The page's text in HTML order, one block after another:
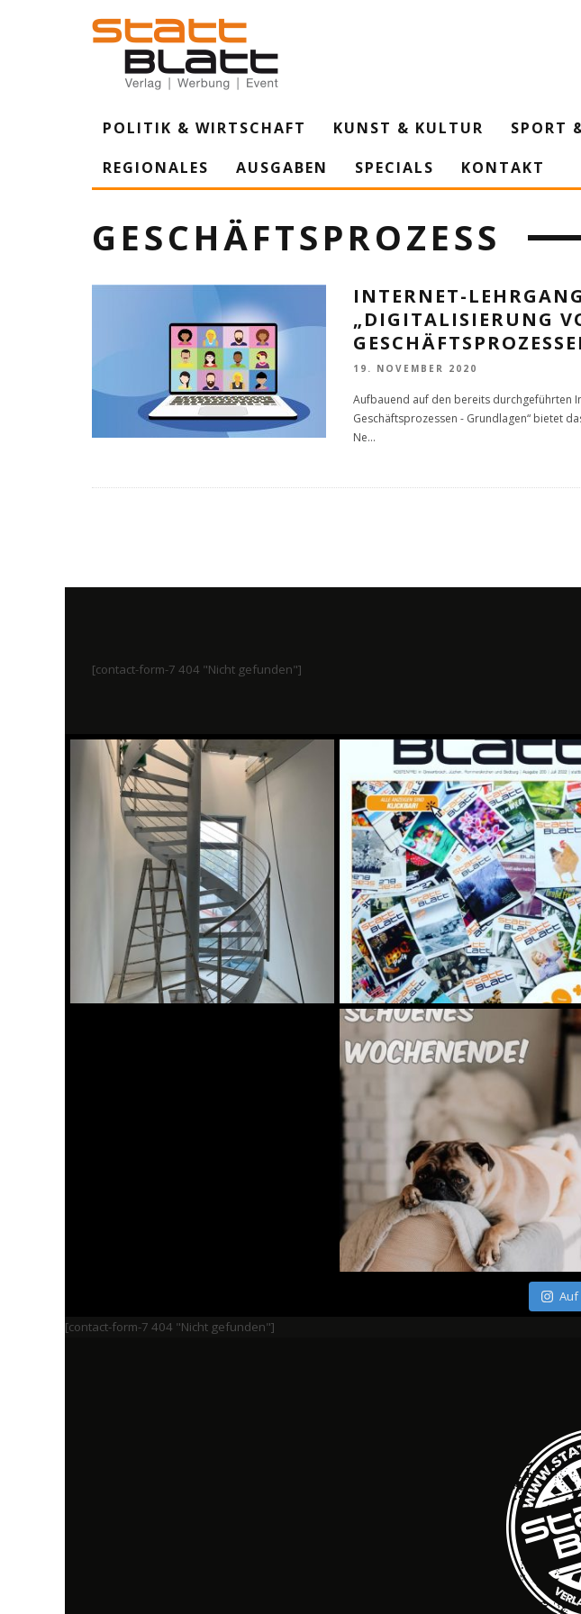
POLITIK & WIRTSCHAFT KUNST & KULTUR SPORT
REGIONALES
AUSGABEN SPECIALS KONTAKT
GESCHÄFTSPROZESS
INTERNET-LEHRGANG
„DIGITALISIERUNG
19. NOVEMBER 2020
Aufbauend auf den bereits durchgeführten
Geschäftsprozessen - Grundlagen“ bietet
Ne...
[contact-form-7 404 "Nicht gefunden"]
Auf
[contact-form-7 404 "Nicht gefunden"]